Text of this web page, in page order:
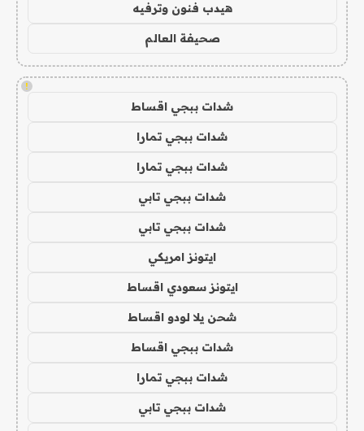
هيدب فنون وترفيه
صحيفة العالم
!
شدات ببجي اقساط
شدات ببجي تمارا
شدات ببجي تمارا
شدات ببجي تابي
شدات ببجي تابي
ايتونز امريكي
ايتونز سعودي اقساط
شحن يلا لودو اقساط
شدات ببجي اقساط
شدات ببجي تمارا
شدات ببجي تابي